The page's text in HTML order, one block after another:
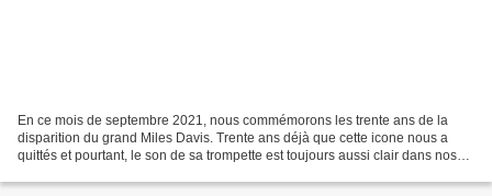
En ce mois de septembre 2021, nous commémorons les trente ans de la
disparition du grand Miles Davis. Trente ans déjà que cette icone nous a
quittés et pourtant, le son de sa trompette est toujours aussi clair dans nos